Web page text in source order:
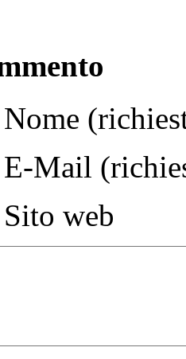
Nome
E-Mail
Sito web